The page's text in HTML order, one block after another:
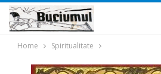
Home Spiritualitate